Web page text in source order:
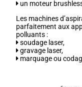
un moteur
Les machines
parfaitement aux
polluants :
soudage laser,
gravage laser,
marquage ou